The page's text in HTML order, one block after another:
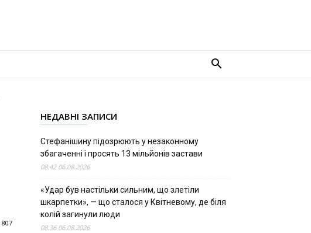
807
НЕДАВНІ ЗАПИСИ
Стефанішину підозрюють у незаконному
збагаченні і просять 13 мільйонів застави
08:42 06.08.2026
«Удар був настільки сильним, що злетіли
шкарпетки», — що сталося у Квітневому, де біля
колій загинули люди
08:36 06.08.2026